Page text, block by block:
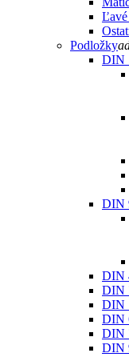
Podložky
DIN
DIN
DIN
DIN
DIN
DIN
DIN
DIN